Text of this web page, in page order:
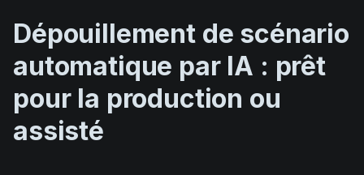
Dépouillement de scénario
automatique par IA : prêt
pour la production ou
assisté